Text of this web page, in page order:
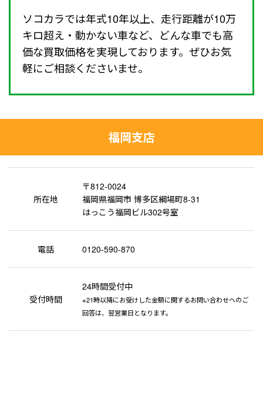
ソコカラでは年式10年以上、走行距離が10万
キロ超え・動かない車など、どんな車でも高
価な買取価格を実現しております。ぜひお気
軽にご相談くださいませ。
福岡支店
所在地
〒812-0024
福岡県福岡市 博多区綱場町8-31
はっこう福岡ビル302号室
電話 0120-590-870
受付時間
24時間受付中
※21時以降にお受けした金額に関するお問い合わせへのご
回答は、翌営業日となります。